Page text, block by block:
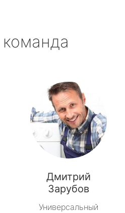
Дмитрий
Зарубов
Универсальный